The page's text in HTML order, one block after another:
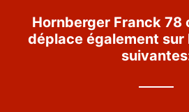
Hornberger Franck 78
déplace également sur